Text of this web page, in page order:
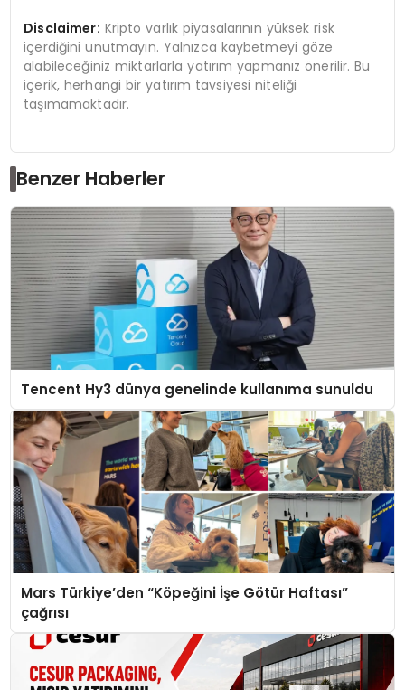
Disclaimer: Kripto varlık piyasalarının yüksek risk
içerdiğini unutmayın. Yalnızca kaybetmeyi göze
alabileceğiniz miktarlarla yatırım yapmanız önerilir. Bu
içerik, herhangi bir yatırım tavsiyesi niteliği
taşımamaktadır.
Benzer Haberler
Tencent Hy3 dünya genelinde kullanıma sunuldu
Mars Türkiye’den “Köpeğini İşe Götür Haftası”
çağrısı